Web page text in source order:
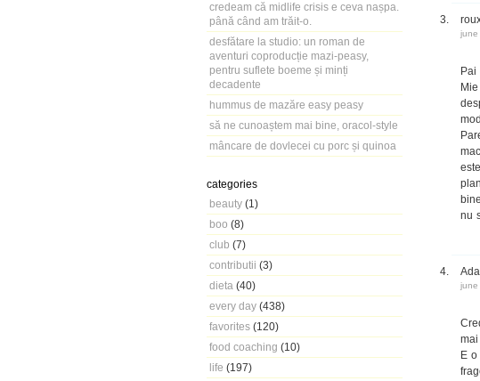
credeam că midlife crisis e ceva nașpa.
până când am trăit-o.
desfătare la studio: un roman de
aventuri coproducție mazi-peasy,
pentru suflete boeme și minți
decadente
hummus de mazăre easy peasy
să ne cunoaștem mai bine, oracol-style
mâncare de dovlecei cu porc și quinoa
categories
beauty (1)
boo (8)
club (7)
contributii (3)
dieta (40)
every day (438)
favorites (120)
food coaching (10)
life (197)
june
Pai
nu
Ada
june
E o